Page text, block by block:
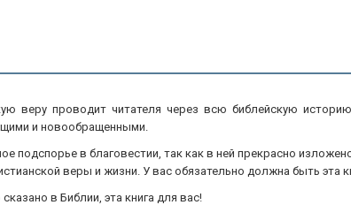
веру проводит читателя через всю библейскую
и новообращенными.
подспорье в благовестии, так как в ней прекрасно
веры и жизни. У вас обязательно должна быть эта
в Библии, эта книга для вас!